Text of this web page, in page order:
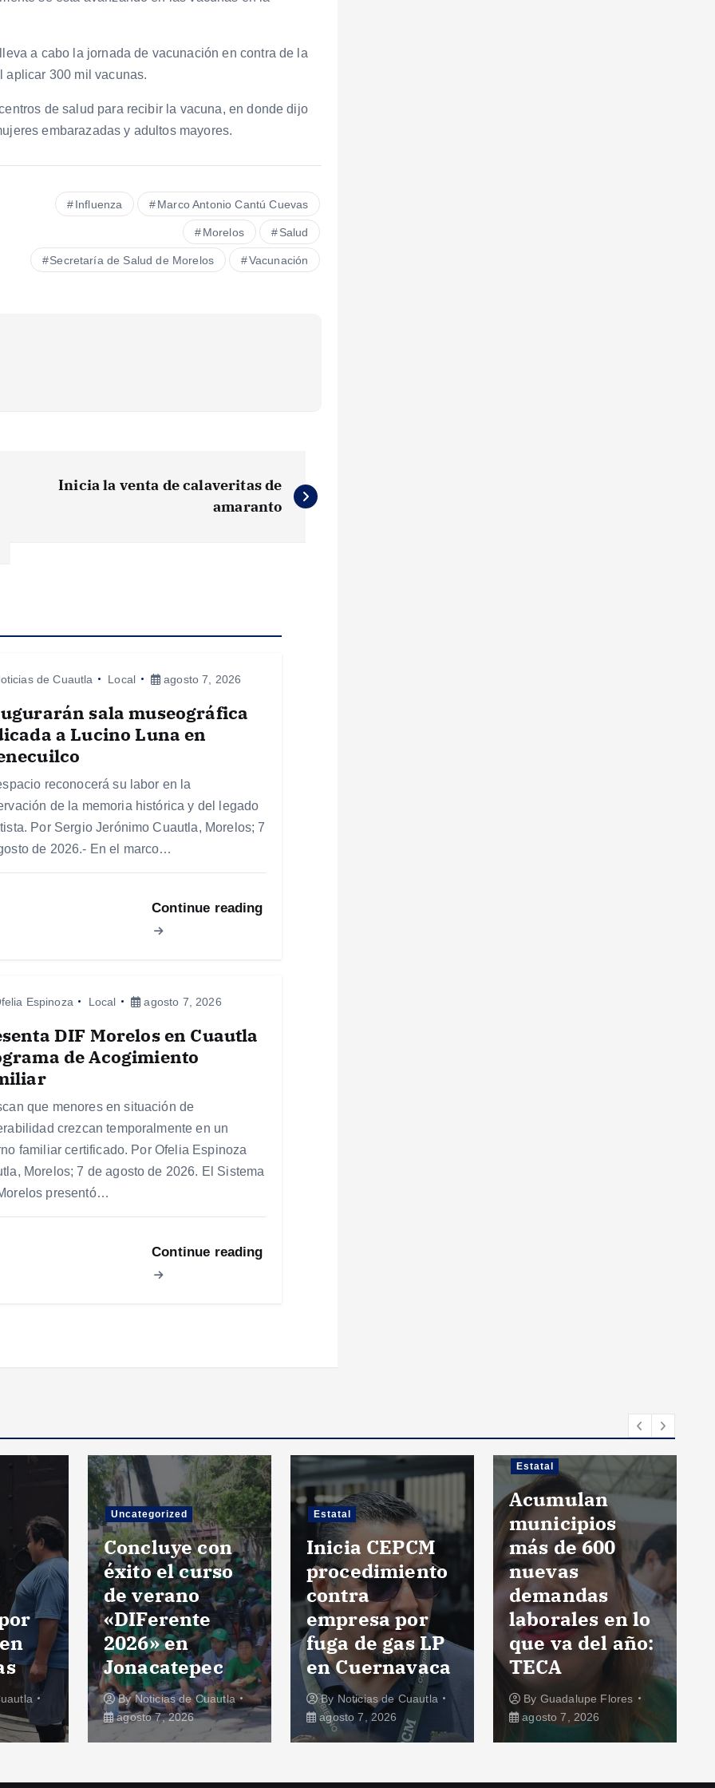
a cabo la jornada de vacunación en contra de la
aplicar 300 mil vacunas.
de salud para recibir la vacuna, en donde dijo
embarazadas y adultos mayores.
Influenza Marco Antonio Cantú Cuevas
Morelos Salud
Secretaría de Salud de Morelos Vacunación
Inicia la venta de calaveritas de
amaranto
de Cuautla Local agosto 7, 2026
sala museográfica
a Lucino Luna en
reconocerá su labor en la
de la memoria histórica y del legado
Por Sergio Jerónimo Cuautla, Morelos; 7
de 2026.- En el marco…
Continue reading
Espinoza Local agosto 7, 2026
DIF Morelos en Cuautla
de Acogimiento
que menores en situación de
crezcan temporalmente en un
familiar certificado. Por Ofelia Espinoza
Morelos; 7 de agosto de 2026. El Sistema
presentó…
Continue reading
Uncategorized
Concluye con
éxito el curso
de verano
«DIFerente
2026» en
Jonacatepec
ByNoticias de Cuautla
agosto 7, 2026
Estatal
Inicia CEPCM
procedimiento
contra
empresa por
fuga de gas LP
en Cuernavaca
By Noticias de Cuautla
agosto 7, 2026
Estatal
Acumulan
municipios
más de 600
nuevas
demandas
laborales en lo
que va del año:
TECA
By Guadalupe Flores
agosto 7, 2026